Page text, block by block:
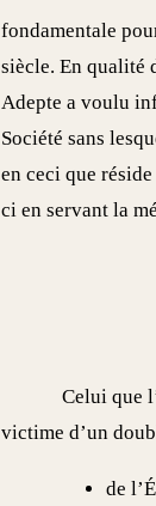
fondamentale
siècle. En qualité
Adepte a voulu
Société sans
en ceci que
ci en servant la
Celui que
victime d’un
de